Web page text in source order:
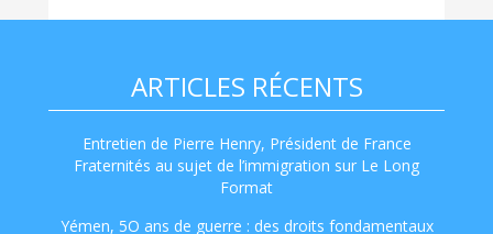
ARTICLES RÉCENTS
Entretien de Pierre Henry, Président de France
Fraternités au sujet de l’immigration sur Le Long
Format
Yémen, 5O ans de guerre : des droits fondamentaux